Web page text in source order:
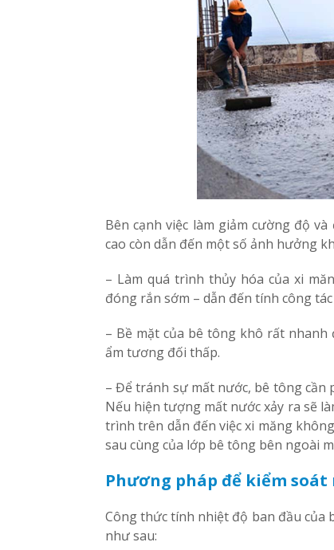
Bên cạnh việc làm giảm cường độ
cao còn dẫn đến một số ảnh hưởng
– Làm quá trình thủy hóa của xi
đóng rắn sớm – dẫn đến tính công
– Bề mặt của bê tông khô rất
ẩm tương đối thấp.
– Để tránh sự mất nước, bê tông cần
Nếu hiện tượng mất nước xảy ra sẽ
trình trên dẫn đến việc xi măng
sau cùng của lớp bê tông bên ngoài
Phương pháp để kiểm
Công thức tính nhiệt độ ban đầu
như sau: